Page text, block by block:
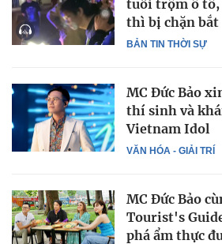
BẢN TIN THỜI SỰ
tuổi trộm ô tô,
thì bị chặn bắt
VĂN HÓA - GIẢI TRÍ
MC Đức Bảo
thí sinh và
Vietnam Idol
MC Đức Bảo
Tourist's
phá ẩm thực